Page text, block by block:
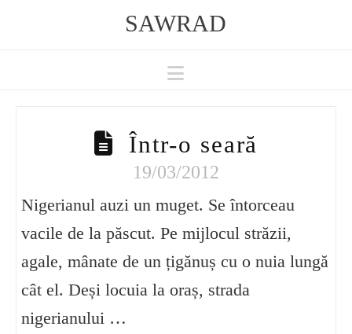
SAWRAD
Navigation
Într-o seară
19/03/2012
Nigerianul auzi un muget. Se întorceau
vacile de la păscut. Pe mijlocul străzii,
agale, mânate de un țigănuș cu o nuia lungă
cât el. Deși locuia la oraș, strada
nigerianului …